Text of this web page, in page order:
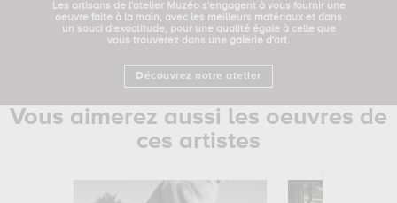
Les artisans de l'atelier Muzéo s'engagent à vous fournir une
oeuvre faite à la main, avec les meilleurs matériaux et dans
un souci d'exactitude, pour une qualité égale à celle que
vous trouverez dans une galerie d'art.
Découvrez notre atelier
Vous aimerez aussi les oeuvres de
ces artistes